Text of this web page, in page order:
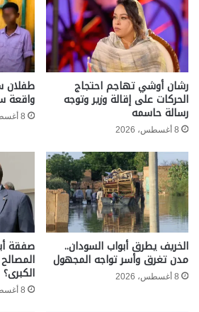
رشان أوشي تهاجم احتجاج
الحركات على إقالة وزير وتوجه
رسالة حاسمه
8 أغسطس، 2026
طفلان
واقعة
8 أغسطس، 2026
الخريف يطرق أبواب السودان..
مدن تغرق وأسر تواجه المجهول
8 أغسطس، 2026
صفقة
الكبرى؟
8 أغسطس، 2026